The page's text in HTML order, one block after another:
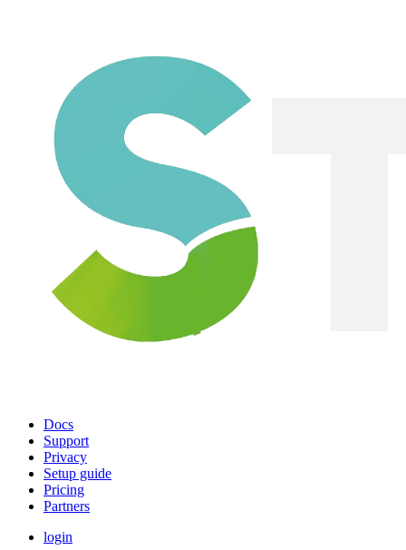
Docs
Support
Privacy
Setup guide
Pricing
Partners
login